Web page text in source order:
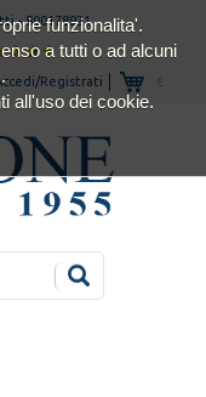
-800178921
Registrati
funzionalita'.
a tutti o ad alcuni
.
all'uso dei cookie.